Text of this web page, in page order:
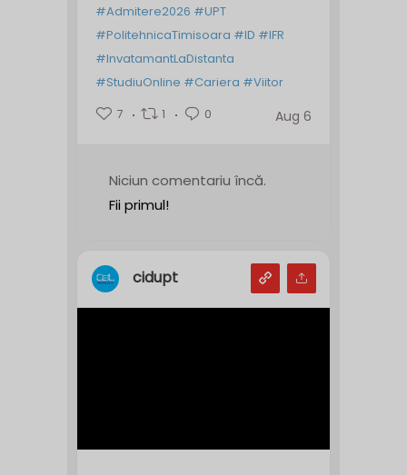
#Admitere2026 #UPT
#PolitehnicaTimisoara #ID #IFR
#InvatamantLaDistanta
#StudiuOnline #Cariera #Viitor
7
1 0 Aug 6
Niciun comentariu încă.
Fii primul!
cidupt